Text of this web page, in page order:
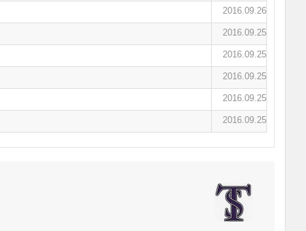
2016.09.26
2016.09.25
2016.09.25
2016.09.25
2016.09.25
2016.09.25